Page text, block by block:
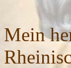
Mein